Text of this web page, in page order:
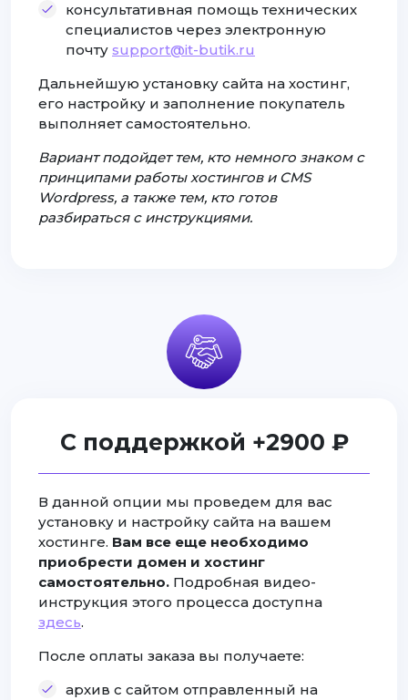
консультативная помощь технических
специалистов через электронную
почту support@it-butik.ru
Дальнейшую установку сайта на хостинг,
его настройку и заполнение покупатель
выполняет самостоятельно.
Вариант подойдет тем, кто немного знаком с
принципами работы хостингов и CMS
Wordpress, а также тем, кто готов
разбираться с инструкциями.
С поддержкой +2900 ₽
В данной опции мы проведем для вас
установку и настройку сайта на вашем
хостинге. Вам все еще необходимо
приобрести домен и хостинг
самостоятельно. Подробная видео-
инструкция этого процесса доступна
здесь.
После оплаты заказа вы получаете:
архив с сайтом отправленный на